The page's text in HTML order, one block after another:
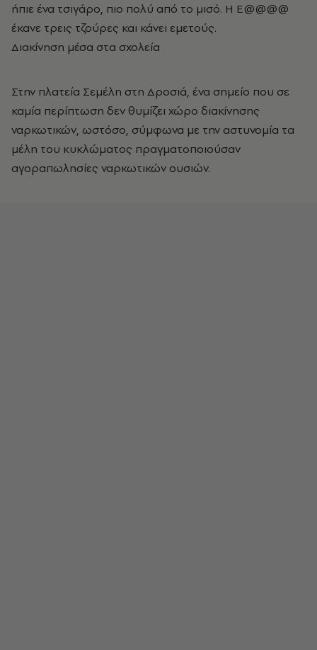
ήπιε ένα τσιγάρο, πιο πολύ από το μισό. Η Ε@@@@
έκανε τρεις τζούρες και κάνει εμετούς.
Διακίνηση μέσα στα σχολεία
Στην πλατεία Σεμέλη στη Δροσιά, ένα σημείο που σε
καμία περίπτωση δεν θυμίζει χώρο διακίνησης
ναρκωτικών, ωστόσο, σύμφωνα με την αστυνομία τα
μέλη του κυκλώματος πραγματοποιούσαν
αγοραπωλησίες ναρκωτικών ουσιών.